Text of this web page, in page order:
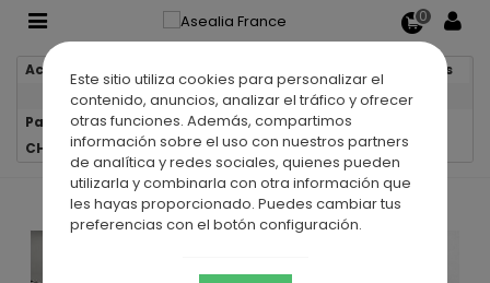
Este sitio utiliza cookies para personalizar el
contenido, anuncios, analizar el tráfico y ofrecer
otras funciones. Además, compartimos
información sobre el uso con nuestros partners
de analítica y redes sociales, quienes pueden
utilizarla y combinarla con otra información que
les hayas proporcionado. Puedes cambiar tus
preferencias con el botón configuración.
0
Accueil Parois de douche fixes
Paroi de douche fixe en acier inoxydable SCREEN BLACK
CHESS